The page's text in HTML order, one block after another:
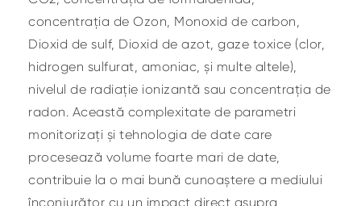
concentrația de Ozon, Monoxid de carbon,
Dioxid de sulf, Dioxid de azot, gaze toxice (clor,
hidrogen sulfurat, amoniac, și multe altele),
nivelul de radiație ionizantă sau concentrația de
radon. Această complexitate de parametri
monitorizați și tehnologia de date care
procesează volume foarte mari de date,
contribuie la o mai bună cunoaștere a mediului
înconjurător cu un impact direct asupra